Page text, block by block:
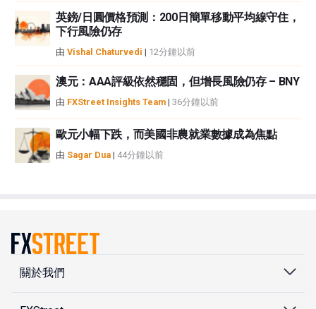
英鎊/日圓價格預測：200日簡單移動平均線守住，
下行風險仍存
由 Vishal Chaturvedi | 12分鐘以前
澳元：AAA評級依然穩固，但增長風險仍存 – BNY
由 FXStreet Insights Team | 36分鐘以前
歐元小幅下跌，而美國非農就業數據成為焦點
由 Sagar Dua | 44分鐘以前
關於我們